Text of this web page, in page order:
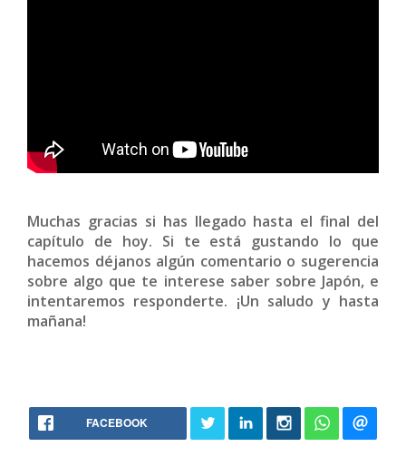
Muchas gracias si has llegado hasta el final del
capítulo de hoy. Si te está gustando lo que
hacemos déjanos algún comentario o sugerencia
sobre algo que te interese saber sobre Japón, e
intentaremos responderte. ¡Un saludo y hasta
mañana!
FACEBOOK